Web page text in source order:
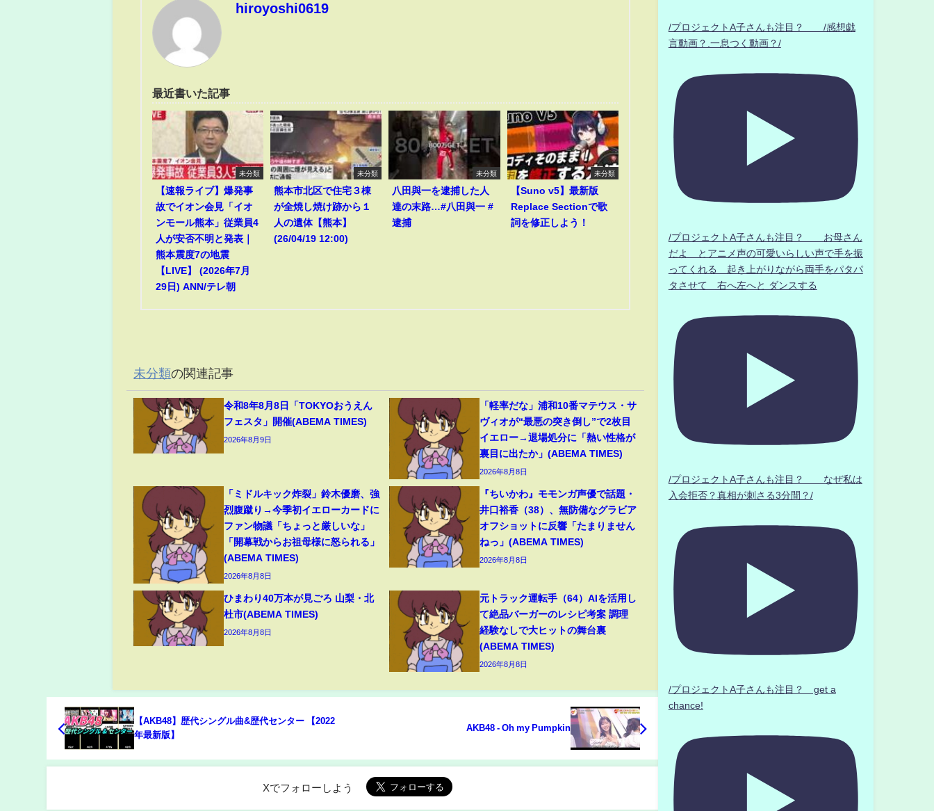
hiroyoshi0619
最近書いた記事
未分類
【速報ライブ】爆発事
故でイオン会見「イオ
ンモール熊本」従業員4
人が安否不明と発表｜
熊本震度7の地震
【LIVE】 (2026年7月
29日) ANN/テレ朝
未分類
熊本市北区で住宅３棟
が全焼し焼け跡から１
人の遺体【熊本】
(26/04/19 12:00)
未分類
八田與一を逮捕した人
達の末路…#八田與一 #
逮捕
未分類
【Suno v5】最新版
Replace Sectionで歌
詞を修正しよう！
未分類の関連記事
令和8年8月8日「TOKYOおうえん
フェスタ」開催(ABEMA TIMES)
2026年8月9日
「軽率だな」浦和10番マテウス・サ
ヴィオが“最悪の突き倒し”で2枚目
イエロー→退場処分に「熱い性格が
裏目に出たか」(ABEMA TIMES)
2026年8月8日
「ミドルキック炸裂」鈴木優磨、強
烈腹蹴り→今季初イエローカードに
ファン物議「ちょっと厳しいな」
「開幕戦からお祖母様に怒られる」
(ABEMA TIMES)
2026年8月8日
『ちいかわ』モモンガ声優で話題・
井口裕香（38）、無防備なグラビア
オフショットに反響「たまりません
ねっ」(ABEMA TIMES)
2026年8月8日
ひまわり40万本が見ごろ 山梨・北
杜市(ABEMA TIMES)
2026年8月8日
元トラック運転手（64）AIを活用し
て絶品バーガーのレシピ考案 調理
経験なしで大ヒットの舞台裏
(ABEMA TIMES)
2026年8月8日
【AKB48】歴代シングル曲&歴代センター 【2022
年最新版】
AKB48 - Oh my Pumpkin
Xでフォローしよう
/プロジェクトA子さんも注目？ /感想戯
言動画？.一息つく動画？/
/プロジェクトA子さんも注目？ お母さん
だよ とアニメ声の可愛いらしい声で手を振
ってくれる 起き上がりながら両手をパタパ
タさせて 右へ左へと ダンスする
/プロジェクトA子さんも注目？ なぜ私は
入会拒否？真相が刺さる3分間？/
/プロジェクトA子さんも注目？ get a
chance!